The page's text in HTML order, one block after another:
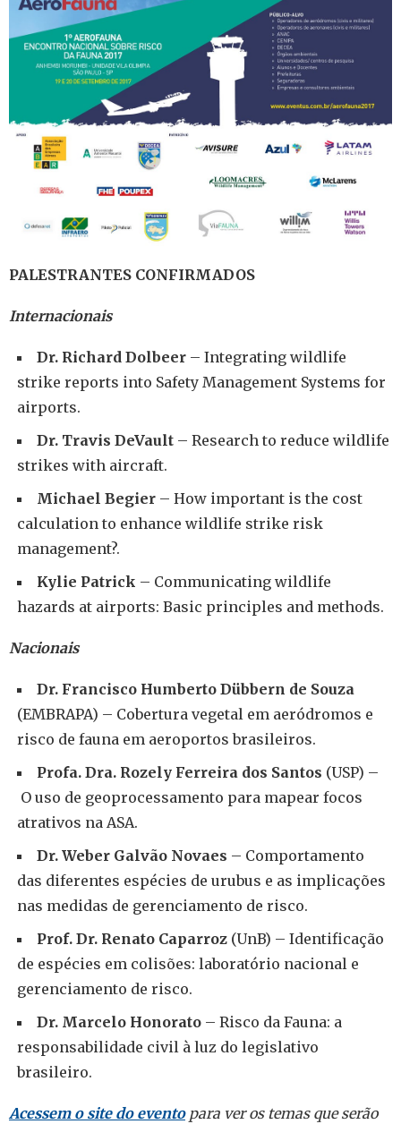
PALESTRANTES CONFIRMADOS
Internacionais
Dr. Richard Dolbeer – Integrating wildlife
strike reports into Safety Management Systems for
airports.
Dr. Travis DeVault – Research to reduce wildlife
strikes with aircraft.
Michael Begier – How important is the cost
calculation to enhance wildlife strike risk
management?.
Kylie Patrick – Communicating wildlife
hazards at airports: Basic principles and methods.
Nacionais
Dr. Francisco Humberto Dübbern de Souza
(EMBRAPA) – Cobertura vegetal em aeródromos e
risco de fauna em aeroportos brasileiros.
Profa. Dra. Rozely Ferreira dos Santos (USP) –
O uso de geoprocessamento para mapear focos
atrativos na ASA.
Dr. Weber Galvão Novaes – Comportamento
das diferentes espécies de urubus e as implicações
nas medidas de gerenciamento de risco.
Prof. Dr. Renato Caparroz (UnB) – Identificação
de espécies em colisões: laboratório nacional e
gerenciamento de risco.
Dr. Marcelo Honorato – Risco da Fauna: a
responsabilidade civil à luz do legislativo
brasileiro.
Acessem o site do eventopara ver os temas que serão